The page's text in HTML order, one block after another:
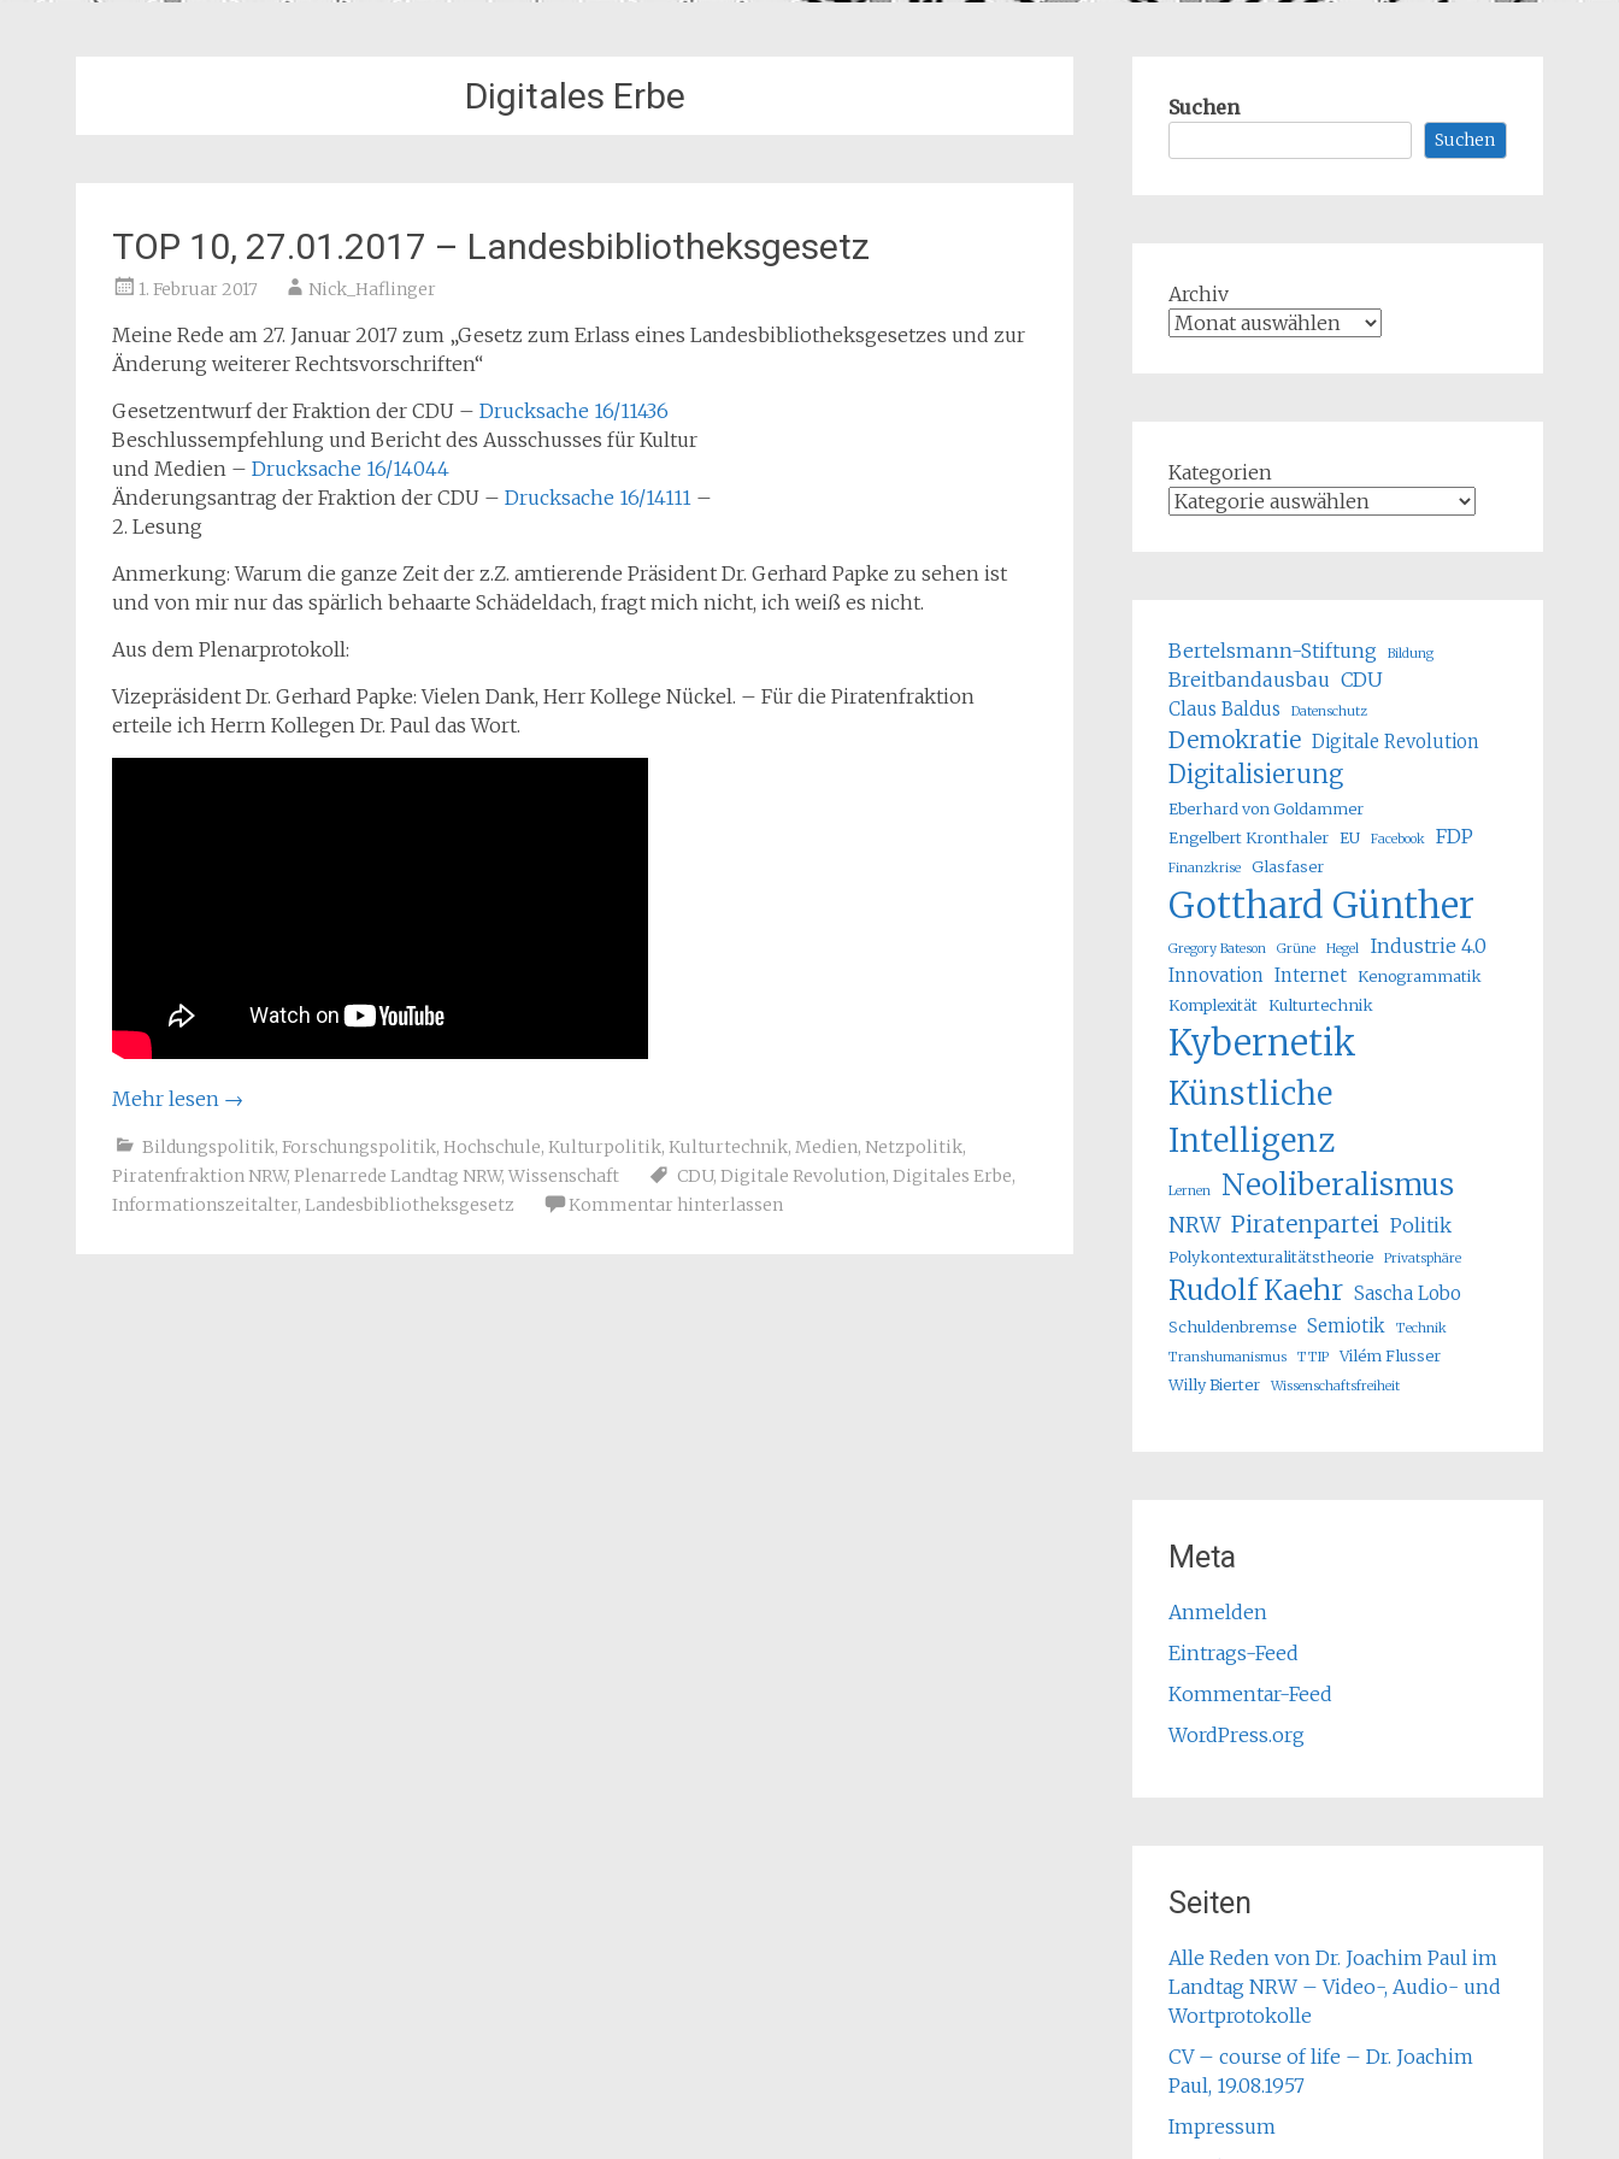
Digitales Erbe
TOP 10, 27.01.2017 – Landesbibliotheksgesetz
1. Februar 2017 Nick_Haflinger
Meine Rede am 27. Januar 2017 zum „Gesetz zum Erlass eines Landesbibliotheksgesetzes und zur
Änderung weiterer Rechtsvorschriften“
Gesetzentwurf der Fraktion der CDU – Drucksache 16/11436
Beschlussempfehlung und Bericht des Ausschusses für Kultur
und Medien – Drucksache 16/14044
Änderungsantrag der Fraktion der CDU – Drucksache 16/14111 –
2. Lesung
Anmerkung: Warum die ganze Zeit der z.Z. amtierende Präsident Dr. Gerhard Papke zu sehen ist
und von mir nur das spärlich behaarte Schädeldach, fragt mich nicht, ich weiß es nicht.
Aus dem Plenarprotokoll:
Vizepräsident Dr. Gerhard Papke: Vielen Dank, Herr Kollege Nückel. – Für die Piratenfraktion
erteile ich Herrn Kollegen Dr. Paul das Wort.
Mehr lesen →
Bildungspolitik, Forschungspolitik, Hochschule, Kulturpolitik, Kulturtechnik, Medien, Netzpolitik,
Piratenfraktion NRW, Plenarrede Landtag NRW, Wissenschaft CDU, Digitale Revolution, Digitales Erbe,
Informationszeitalter, Landesbibliotheksgesetz Kommentar hinterlassen
Suchen
Suchen
Archiv
Kategorien
Bertelsmann-Stiftung Bildung
Breitbandausbau CDU
Claus Baldus Datenschutz
Demokratie Digitale Revolution
Digitalisierung
Eberhard von Goldammer
Engelbert Kronthaler EU Facebook FDP
Finanzkrise Glasfaser
Gotthard Günther
Gregory Bateson Grüne Hegel Industrie 4.0
Innovation Internet Kenogrammatik
Komplexität Kulturtechnik
Kybernetik
Künstliche
Intelligenz
Lernen Neoliberalismus
NRW Piratenpartei Politik
Polykontexturalitätstheorie Privatsphäre
Rudolf Kaehr Sascha Lobo
Schuldenbremse Semiotik
Technik
Transhumanismus
TTIP
Vilém Flusser
Willy Bierter
Wissenschaftsfreiheit
Meta
Anmelden
Eintrags-Feed
Kommentar-Feed
WordPress.org
Seiten
Alle Reden von Dr. Joachim Paul im
Landtag NRW – Video-, Audio- und
Wortprotokolle
CV – course of life – Dr. Joachim
Paul, 19.08.1957
Impressum